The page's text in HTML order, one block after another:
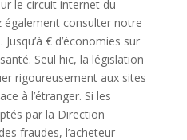
le circuit internet du
également consulter notre
€ d’économies sur
Seul hic, la législation
rigoureusement aux sites
à l’étranger. Si les
par la Direction
fraudes, l’acheteur